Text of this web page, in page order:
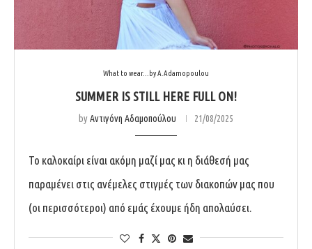
What to wear...by A.Adamopoulou
SUMMER IS STILL HERE FULL ON!
byΑντιγόνη Αδαμοπούλου 21/08/2025
Το καλοκαίρι είναι ακόμη μαζί μας κι η διάθεσή μας
παραμένει στις ανέμελες στιγμές των διακοπών μας που
(οι περισσότεροι) από εμάς έχουμε ήδη απολαύσει.